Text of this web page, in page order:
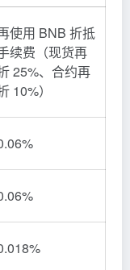
使用 BNB 折抵
续费（现货再
25%、合约再
10%）